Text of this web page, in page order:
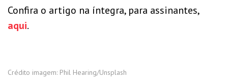
Confira o artigo na íntegra, para assinantes,
aqui.
Crédito imagem: Phil Hearing/Unsplash